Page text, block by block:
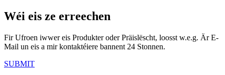
Wéi eis ze erreechen
Fir Ufroen iwwer eis Produkter oder Präislëscht, loosst w.e.g. Är E-
Mail un eis a mir kontaktéiere bannent 24 Stonnen.
SUBMIT